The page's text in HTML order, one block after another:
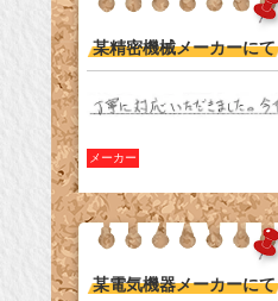
某精密機械メーカーにて
メーカー
某電気機器メーカーにて